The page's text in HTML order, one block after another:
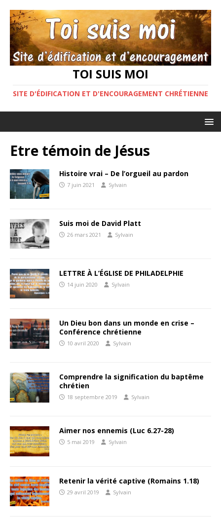
TOI SUIS MOI
SITE D'ÉDIFICATION ET D'ENCOURAGEMENT CHRÉTIENNE
Etre témoin de Jésus
Histoire vrai – De l’orgueil au pardon
7 juin 2021 Sylvain
Suis moi de David Platt
26 mars 2021 Sylvain
LETTRE À L’ÉGLISE DE PHILADELPHIE
14 juin 2020 Sylvain
Un Dieu bon dans un monde en crise –
Conférence chrétienne
10 avril 2020 Sylvain
Comprendre la signification du baptême
chrétien
18 septembre 2019 Sylvain
Aimer nos ennemis (Luc 6.27-28)
5 mai 2019 Sylvain
Retenir la vérité captive (Romains 1.18)
29 avril 2019 Sylvain